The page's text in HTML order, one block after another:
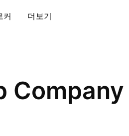
커 더보기
Company